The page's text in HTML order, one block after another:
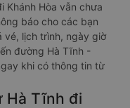
Khánh Hòa vẫn chưa
báo cho các bạn
vé, lịch trình, ngày giờ
đường Hà Tĩnh -
khi có thông tin từ
Hà Tĩnh đi